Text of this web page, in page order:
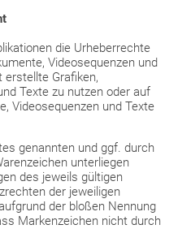
die Urheberrechte
Videosequenzen und
erstellte Grafiken,
Texte zu nutzen oder auf
Videosequenzen und Texte
genannten und ggf. durch
unterliegen
des jeweils gültigen
der jeweiligen
der bloßen Nennung
Markenzeichen nicht durch